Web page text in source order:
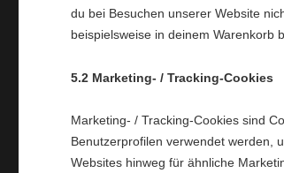
du bei Besuchen unserer Website
beispielsweise in deinem Warenkorb
5.2 Marketing- / Tracking-Cookies
Marketing- / Tracking-Cookies sind
Benutzerprofilen verwendet werden,
Websites hinweg für ähnliche